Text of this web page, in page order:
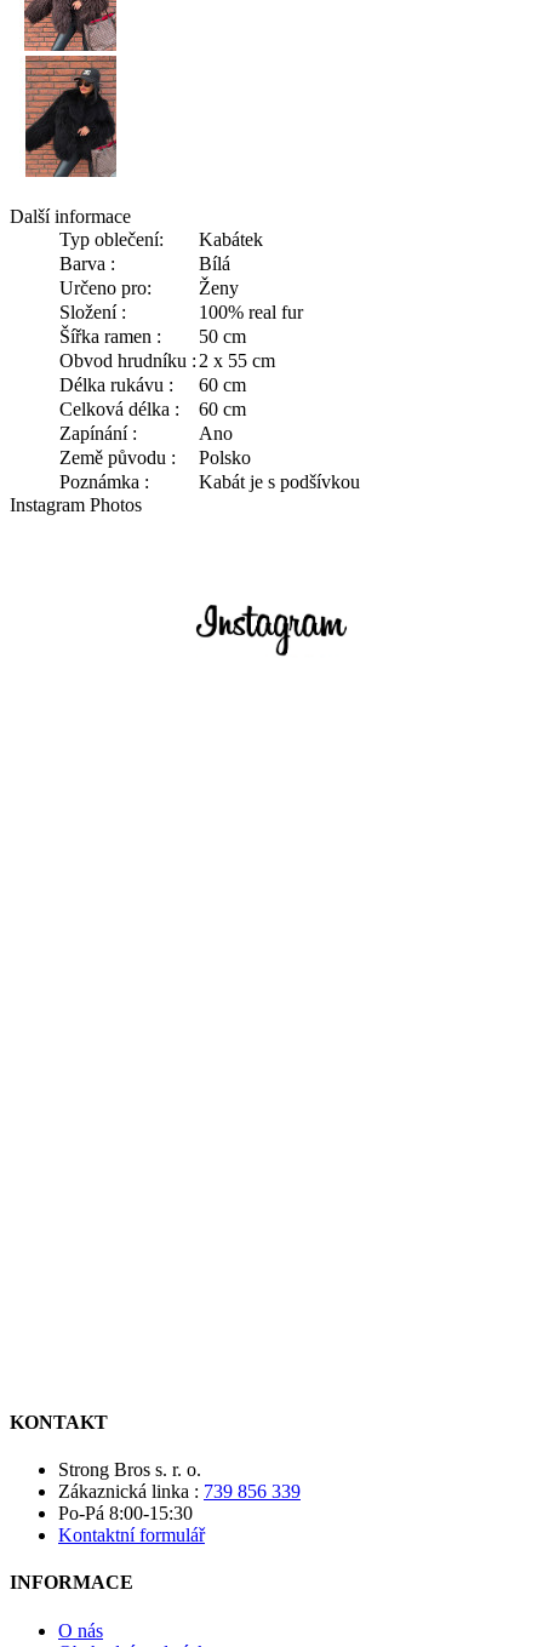
Další informace
Typ oblečení:
Kabátek
Barva :
Bílá
Určeno pro:
Ženy
Složení :
100% real fur
Šířka ramen :
50 cm
Obvod hrudníku : 2 x 55 cm
Délka rukávu :
60 cm
Celková délka :
60 cm
Zapínání :
Ano
Země původu :
Polsko
Poznámka :
Kabát je s podšívkou
Instagram Photos
KONTAKT
Strong Bros s. r. o.
Zákaznická linka : 739 856 339
Po-Pá 8:00-15:30
Kontaktní formulář
INFORMACE
O nás